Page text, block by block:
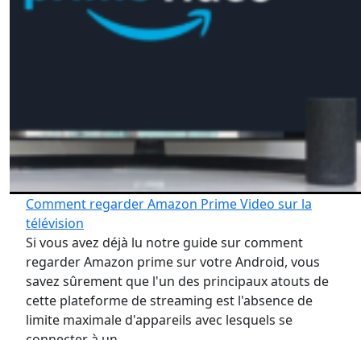
Comment regarder Amazon Prime Video sur la
télévision
Si vous avez déjà lu notre guide sur comment
regarder Amazon prime sur votre Android, vous
savez sûrement que l'un des principaux atouts de
cette plateforme de streaming est l'absence de
limite maximale d'appareils avec lesquels se